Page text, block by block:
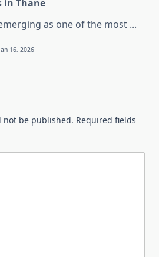
in Thane
as one of the most ...
Jan 16, 2026
not be published. Required fields